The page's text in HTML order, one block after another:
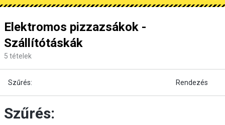
Elektromos pizzazsákok -
Szállítótáskák
5 tételek
Szűrés: Rendezés
Szűrés: